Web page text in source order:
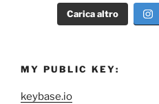
Carica altro
MY PUBLIC KEY:
keybase.io